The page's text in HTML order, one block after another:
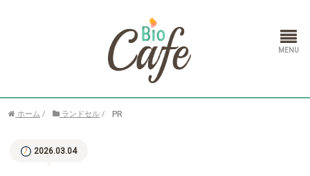
ホーム / ランドセル / PR
2026.03.04